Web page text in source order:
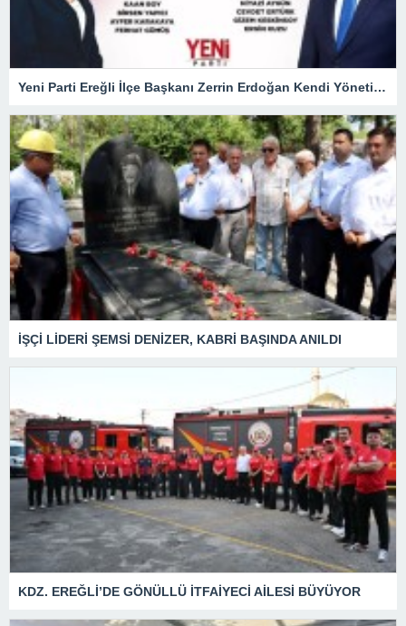
Yeni Parti Ereğli İlçe Başkanı Zerrin Erdoğan Kendi Yönetimini Seçti
İŞÇİ LİDERİ ŞEMSİ DENİZER, KABRİ BAŞINDA ANILDI
KDZ. EREĞLİ’DE GÖNÜLLÜ İTFAİYECİ AİLESİ BÜYÜYOR